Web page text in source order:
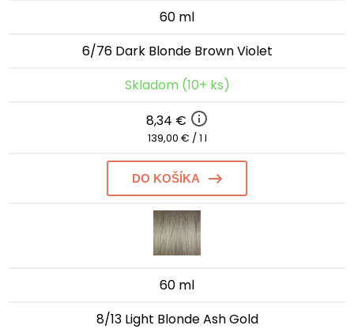
60 ml
6/76 Dark Blonde Brown Violet
Skladom (10+ ks)
8,34 €
139,00 € / 1 l
DO KOŠÍKA
60 ml
8/13 Light Blonde Ash Gold